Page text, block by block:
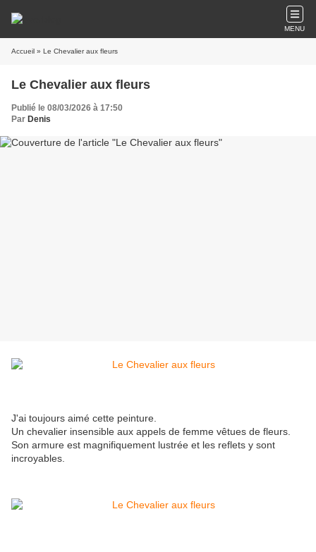
MENU
Accueil » Le Chevalier aux fleurs
Le Chevalier aux fleurs
Publié le 08/03/2026 à 17:50
Par Denis
J'ai toujours aimé cette peinture.
Un chevalier insensible aux appels de femme vêtues de fleurs.
Son armure est magnifiquement lustrée et les reflets y sont
incroyables.